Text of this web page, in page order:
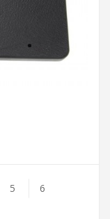
5
6